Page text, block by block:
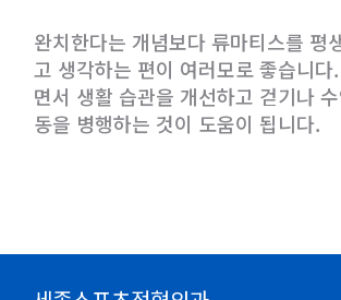
완치한다는 개념보다 류마티스를 평
고 생각하는 편이 여러모로 좋습니다.
면서 생활 습관을 개선하고 걷기나
동을 병행하는 것이 도움이 됩니다.